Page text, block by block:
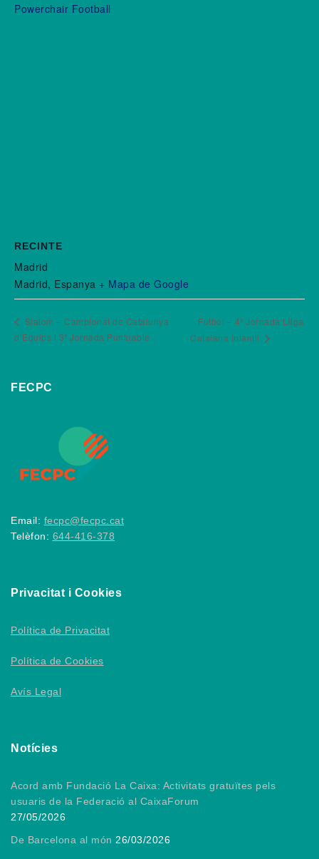
Powerchair Football
RECINTE
Madrid
Madrid, Espanya + Mapa de Google
Slalom – Campionat de Catalunya
d’Equips i 3ª Jornada Puntuable
Futbol – 4ª Jornada Lliga
Catalana Infantil
FECPC
Email: fecpc@fecpc.cat
Telèfon: 644-416-378
Privacitat i Cookies
Política de Privacitat
Política de Cookies
Avís Legal
Notícies
Acord amb Fundació La Caixa: Activitats gratuïtes pels
usuaris de la Federació al CaixaForum
27/05/2026
De Barcelona al món 26/03/2026